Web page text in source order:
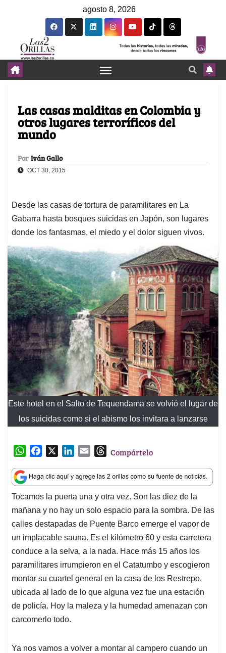
agosto 8, 2026
Las casas malditas en Colombia y
otros lugares terroríficos del
mundo
Por Iván Gallo
OCT 30, 2015
Desde las casas de tortura de paramilitares en La
Gabarra hasta bosques suicidas en Japón, son lugares
donde los fantasmas, el miedo y el dolor siguen vivos.
Este hotel en el Salto de Tequendama se volvió el lugar de
los suicidas como si el abismo los invitara a lanzarse
W
a
t
s
A
p
p
c
e
b
o
o
k
n
k
e
d
I
n
a
i
l
T
r
e
a
d
s
Compártelo
Tocamos la puerta una y otra vez. Son las diez de la
mañana y no hay un solo espacio para la sombra. De las
calles destapadas de Puente Barco emerge el vapor de
un implacable sauna. Es el kilómetro 60 y esta carretera
conduce a la selva, a la nada. Hace más 15 años los
paramilitares irrumpieron en el Catatumbo y escogieron
montar su cuartel general en la casa de los Restrepo,
ubicada al lado de lo que alguna vez fue una estación
de policía. Hoy la maleza y la humedad amenazan con
carcomerlo todo.
Ya nos vamos a volver a montar al campero cuando un